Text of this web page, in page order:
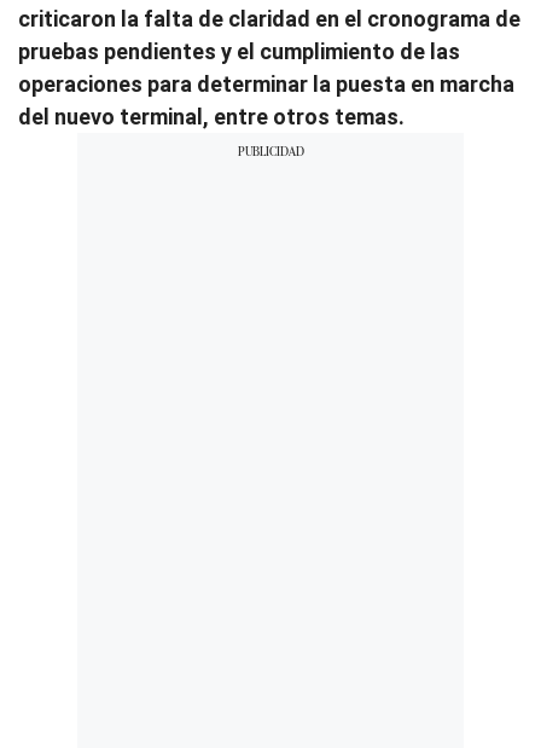
criticaron la falta de claridad en el cronograma de
pruebas pendientes y el cumplimiento de las
operaciones para determinar la puesta en marcha
del nuevo terminal, entre otros temas.